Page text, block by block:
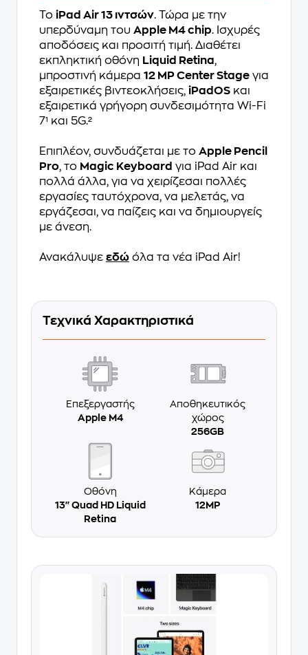
Το iPad Air 13 ιντσών. Τώρα με την
υπερδύναμη του Apple M4 chip. Ισχυρές
αποδόσεις και προσιτή τιμή. Διαθέτει
εκπληκτική οθόνη Liquid Retina,
μπροστινή κάμερα 12 MP Center Stage για
εξαιρετικές βιντεοκλήσεις, iPadOS και
εξαιρετικά γρήγορη συνδεσιμότητα Wi-Fi
7¹ και 5G.²
Επιπλέον, συνδυάζεται με το Apple Pencil
Pro, το Magic Keyboard για iPad Air και
πολλά άλλα, για να χειρίζεσαι πολλές
εργασίες ταυτόχρονα, να μελετάς, να
εργάζεσαι, να παίζεις και να δημιουργείς
με άνεση.
Ανακάλυψε εδώ όλα τα νέα iPad Air!
Τεχνικά Χαρακτηριστικά
Επεξεργαστής
Apple M4
Αποθηκευτικός
χώρος
256GB
Οθόνη
13'' Quad HD Liquid
Retina
Κάμερα
12MP